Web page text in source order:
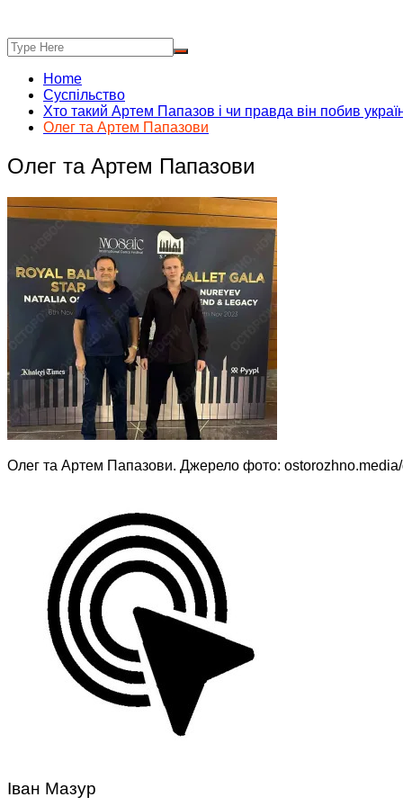
Home
Суспільство
Хто такий Артем Папазов і чи правда він побив
Олег та Артем Папазови
Олег та Артем Папазови
Олег та Артем Папазови. Джерело фото:
Іван Мазур